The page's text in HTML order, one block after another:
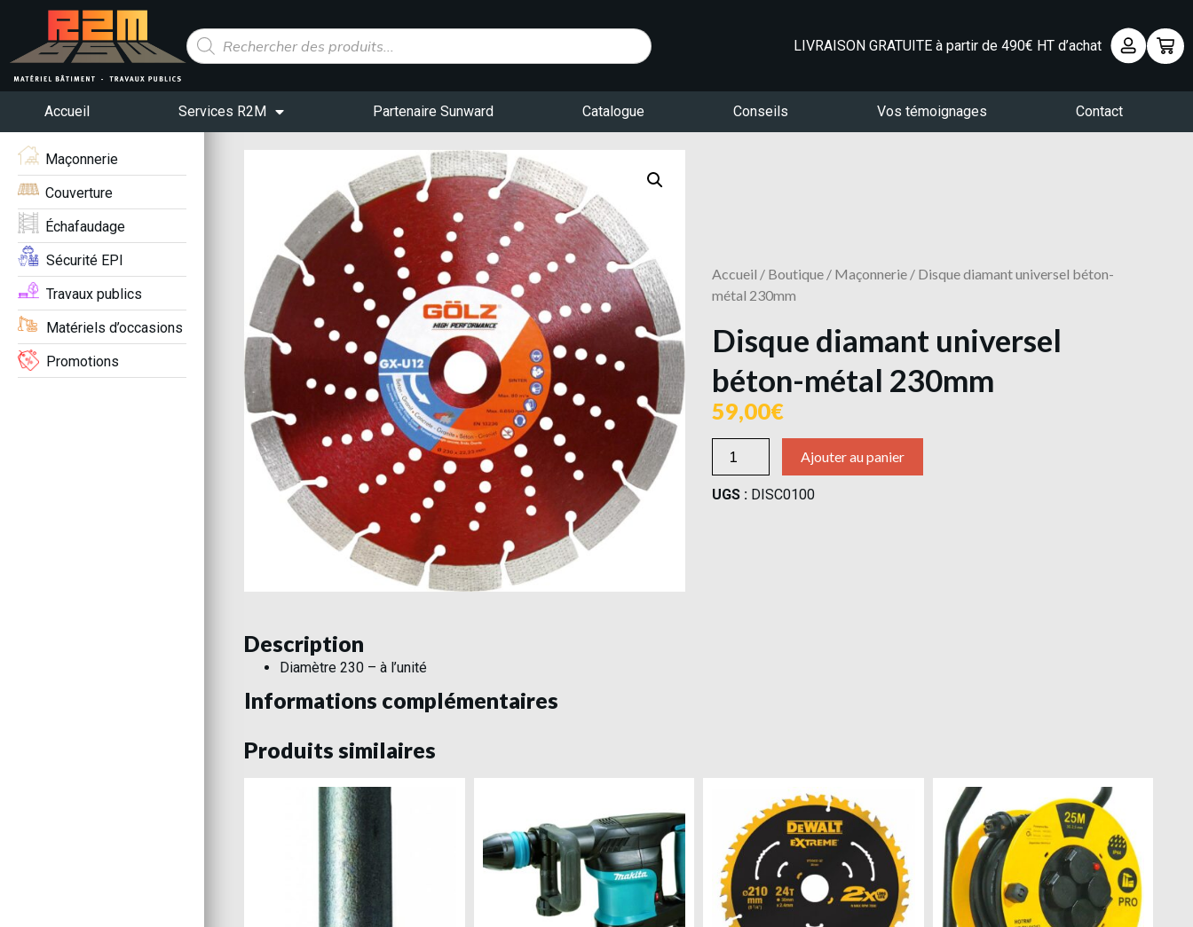
LIVRAISON GRATUITE à partir de 490€ HT d’achat
Accueil Services R2M Partenaire Sunward Catalogue Conseils Vos témoignages Contact
Maçonnerie
Couverture
Échafaudage
Sécurité EPI
Travaux publics
Matériels d’occasions
Promotions
Accueil / Boutique/ Maçonnerie/ Disque diamant universel béton-
métal 230mm
Disque diamant universel
béton-métal 230mm
59,00
Ajouter au panier
UGS : DISC0100
Description
Diamètre 230 – à l’unité
Informations complémentaires
Produits similaires
Panneau de gestion des cookies